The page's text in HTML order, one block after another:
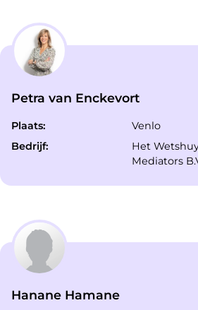
Petra van Enckevort
Plaats:
Venlo
Bedrijf:
Het
Mediators
Hanane Hamane